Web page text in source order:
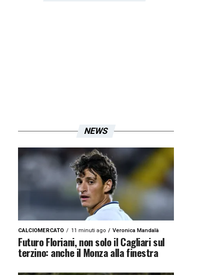
NEWS
CALCIOMERCATO 11 minuti ago Veronica Mandalà
Futuro Floriani, non solo il Cagliari sul
terzino: anche il Monza alla finestra